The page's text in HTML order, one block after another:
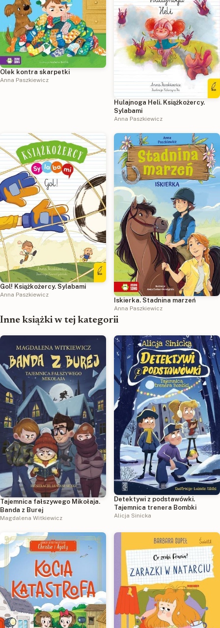
Olek kontra skarpetki
Anna Paszkiewicz
Hulajnoga Heli. Książkożercy.
Sylabami
Anna Paszkiewicz
Gol! Książkożercy. Sylabami
Anna Paszkiewicz
Iskierka. Stadnina marzeń
Anna Paszkiewicz
Inne książki w tej kategorii
Tajemnica fałszywego Mikołaja.
Banda z Burej
Magdalena Witkiewicz
Detektywi z podstawówki.
Tajemnica trenera Bombki
Alicja Sinicka